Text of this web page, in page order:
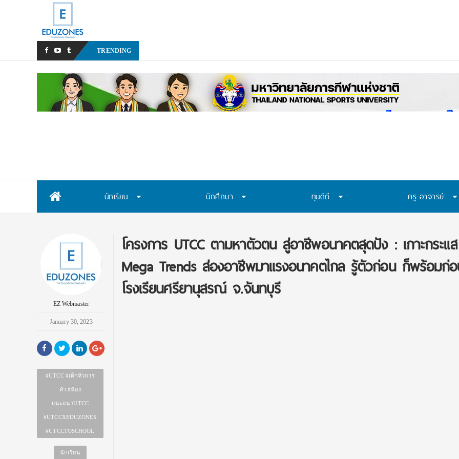
TRENDING
นักเรียน นักศึกษา ทุนดีดี ครู-อาจารย์
EZ Webmaster
January 30, 2023
#UTCC #เด็กหัวการ
ค้า #ห้อง
แนะแนวUTCC
#UTCCXEDUZONES
#UTCCTOSCHOOL
นักเรียน
โครงการ UTCC ตามหาตัวตน สู่อาชีพอนาคตสุดปัง : เกาะกระแส
Mega Trends ส่องอาชีพมาแรงอนาคตไกล รู้ตัวก่อน ก็พร้อมก่
โรงเรียนศรียานุสรณ์ จ.จันทบุรี